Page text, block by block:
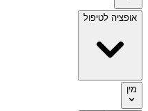
אופציה לטיפול
מין